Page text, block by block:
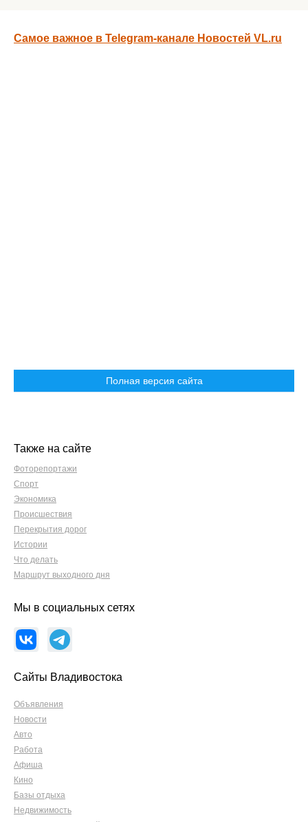
Самое важное в Telegram-канале Новостей VL.ru
Полная версия сайта
Также на сайте
Фоторепортажи
Спорт
Экономика
Происшествия
Перекрытия дорог
Истории
Что делать
Маршрут выходного дня
Мы в социальных сетях
Сайты Владивостока
Объявления
Новости
Авто
Работа
Афиша
Кино
Базы отдыха
Недвижимость